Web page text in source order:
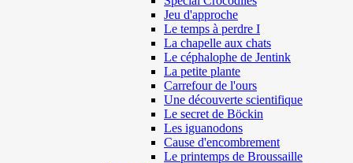
Jeu d'approche
Le temps à perdre I
La chapelle aux chats
Le céphalophe de Jentink
La petite plante
Carrefour de l'ours
Une découverte scientifique
Le secret de Böckin
Les iguanodons
Cause d'encombrement
Le printemps de Broussaille